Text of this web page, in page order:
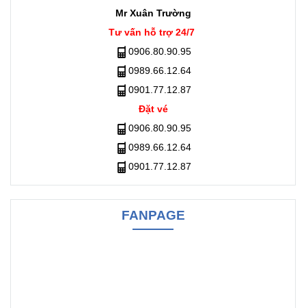
Mr Xuân Trường
Tư vấn hỗ trợ 24/7
0906.80.90.95
0989.66.12.64
0901.77.12.87
Đặt vé
0906.80.90.95
0989.66.12.64
0901.77.12.87
FANPAGE